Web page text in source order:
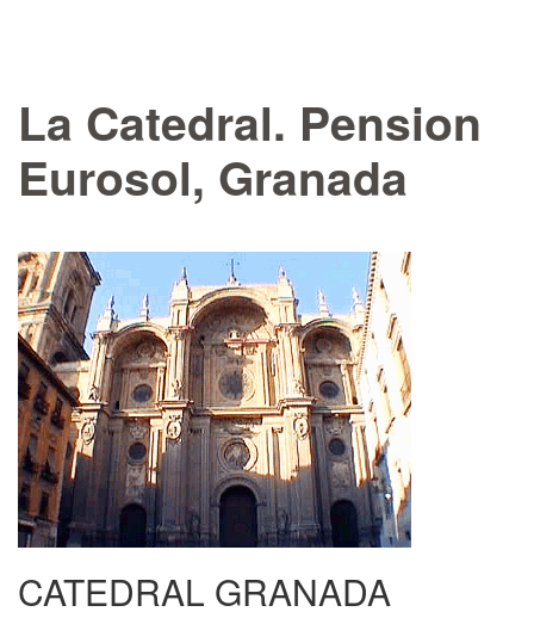
La Catedral. Pension
Eurosol, Granada
CATEDRAL GRANADA